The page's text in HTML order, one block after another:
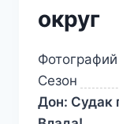
округ
Фотографий
Сезон
Дон: Судак